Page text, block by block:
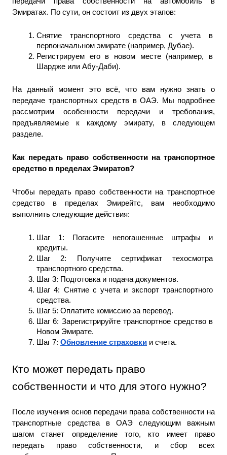
Эмиратах. По сути, он состоит из двух этапов:
Снятие транспортного средства с учета в
первоначальном эмирате (например, Дубае).
Регистрируем его в новом месте (например, в
Шардже или Абу-Даби).
На данный момент это всё, что вам нужно знать о
передаче транспортных средств в ОАЭ. Мы подробнее
рассмотрим особенности передачи и требования,
предъявляемые к каждому эмирату, в следующем
разделе.
Как передать право собственности на транспортное
средство в пределах Эмиратов?
Чтобы передать право собственности на транспортное
средство в пределах Эмирейтс, вам необходимо
выполнить следующие действия:
Шаг 1: Погасите непогашенные штрафы и
кредиты.
Шаг 2: Получите сертификат техосмотра
транспортного средства.
Шаг 3: Подготовка и подача документов.
Шаг 4: Снятие с учета и экспорт транспортного
средства.
Шаг 5: Оплатите комиссию за перевод.
Шаг 6: Зарегистрируйте транспортное средство в
Новом Эмирате.
Шаг 7: Обновление страховки и счета.
Кто может передать право
собственности и что для этого нужно?
После изучения основ передачи права собственности на
транспортные средства в ОАЭ следующим важным
шагом станет определение того, кто имеет право
передать право собственности, и сбор всех